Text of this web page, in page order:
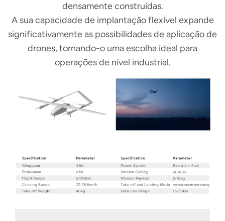
densamente construídas.
A sua capacidade de implantação flexível expande
significativamente as possibilidades de aplicação de
drones, tornando-o uma escolha ideal para
operações de nível industrial.